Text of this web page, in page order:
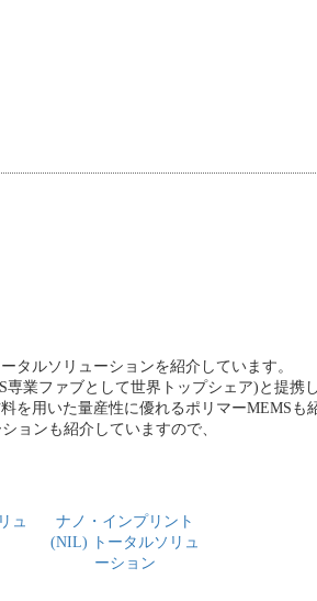
タルソリューションを紹介しています。
業ファブとして世界トップシェア)と提携
を用いた量産性に優れるポリマーMEMSも
ョンも紹介していますので、
ュ
ナノ・インプリント
(NIL) トータルソリュ
ーション